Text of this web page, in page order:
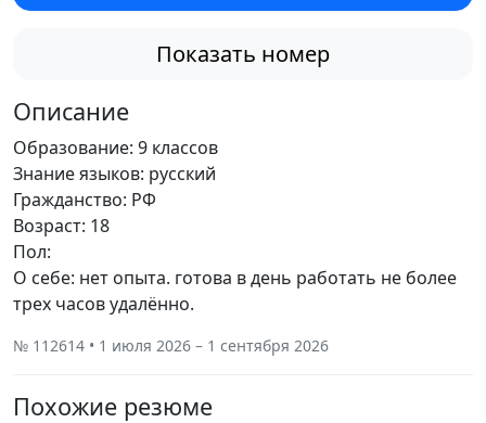
Показать номер
Описание
Образование: 9 классов
Знание языков: русский
Гражданство: РФ
Возраст: 18
Пол:
О себе: нет опыта. готова в день работать не более
трех часов удалённо.
№ 112614 • 1 июля 2026 – 1 сентября 2026
Похожие резюме